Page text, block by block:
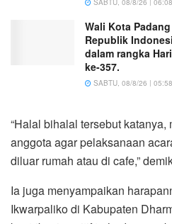
SABTU, 08/8/26 |
Wali Kota
Republik
dalam rangka
ke-357.
SABTU, 08/8/26 |
“Halal bihalal tersebut
anggota agar pelaksanaan
diluar rumah atau di cafe,”
Ia juga menyampaikan
Ikwarpaliko di Kabupaten